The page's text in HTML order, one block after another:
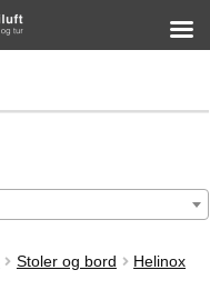
Stoler og bord
Helinox